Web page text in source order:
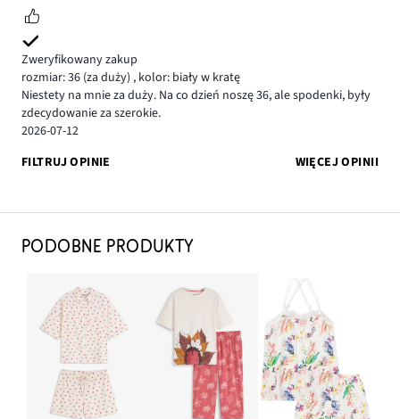
Zweryfikowany zakup
rozmiar: 36 (za duży) , kolor: biały w kratę
Niestety na mnie za duży. Na co dzień noszę 36, ale spodenki, były
zdecydowanie za szerokie.
2026-07-12
FILTRUJ OPINIE
WIĘCEJ OPINII
PODOBNE PRODUKTY